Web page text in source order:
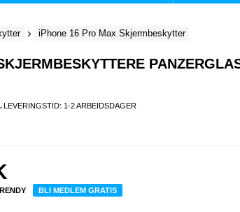
iPhone 16 Pro Max Skjermbeskytter
LEVERINGSTID: 1-2 ARBEIDSDAGER
BLI MEDLEM GRATIS